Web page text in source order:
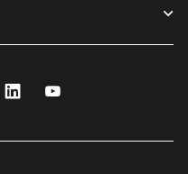
LinkedIn